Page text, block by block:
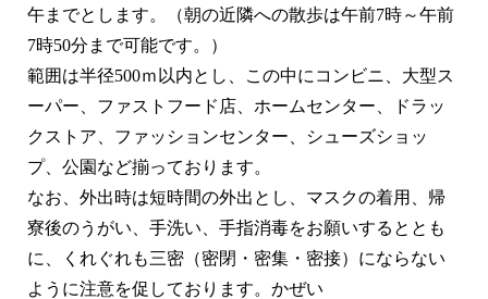
午までとします。（朝の近隣への散歩は午前7時～午前
7時50分まで可能です。）
範囲は半径500ｍ以内とし、この中にコンビニ、大型ス
ーパー、ファストフード店、ホームセンター、ドラッ
クストア、ファッションセンター、シューズショッ
プ、公園など揃っております。
なお、外出時は短時間の外出とし、マスクの着用、帰
寮後のうがい、手洗い、手指消毒をお願いするととも
に、くれぐれも三密（密閉・密集・密接）にならない
ように注意を促しております。かぜい